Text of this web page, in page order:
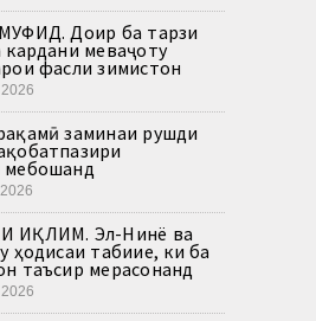
Доир ба тарзи
кардани меваҷоту
фасли зимистон
заминаи рушди
мебошанд
ИҚЛИМ. Эл-Нинё ва
ҳодисаи табиие, ки ба
таъсир мерасонанд